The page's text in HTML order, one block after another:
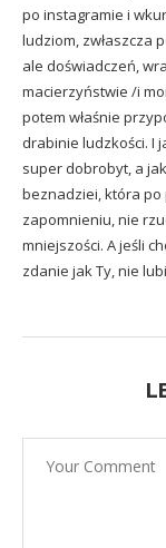
po instagramie i
ludziom, zwłaszcza
ale doświadczeń,
macierzyństwie /i
potem właśnie
drabinie ludzkości. I
super dobrobyt, a
beznadziei, która po
zapomnieniu, nie
mniejszości. A jeśli
zdanie jak Ty, nie